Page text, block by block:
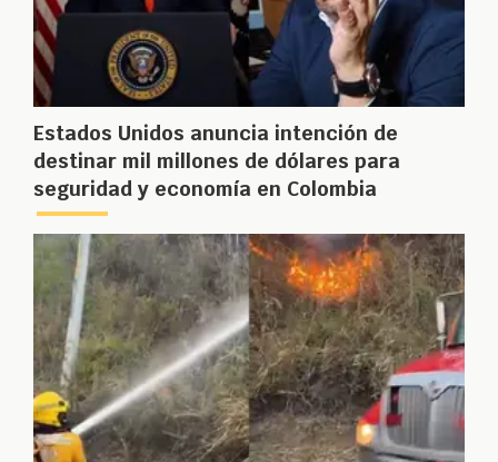
Estados Unidos anuncia intención de
destinar mil millones de dólares para
seguridad y economía en Colombia